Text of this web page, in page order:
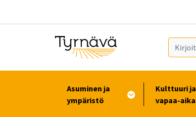
Asuminen ja
ympäristö
Kulttuuri ja
vapaa-aika